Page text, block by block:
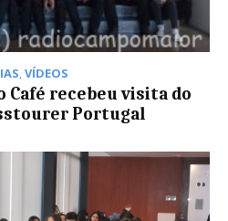
,VÍDEOS
Café recebeu visita do
Portugal